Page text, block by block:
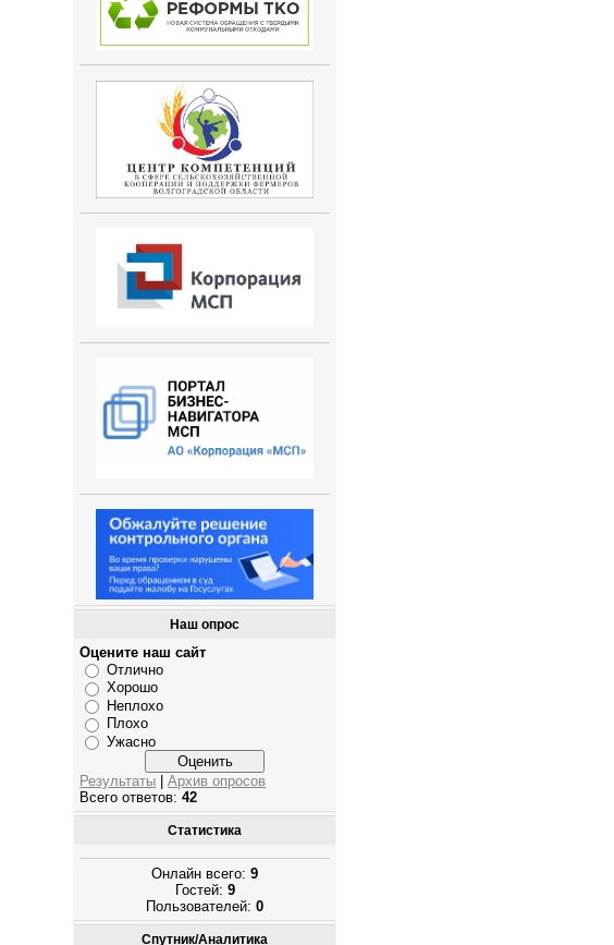
Наш опрос
Оцените наш сайт
Отлично
Хорошо
Неплохо
Плохо
Ужасно
Результаты |Архив опросов
Всего ответов:42
Статистика
Онлайн всего:9
Гостей: 9
Пользователей:0
Спутник/Аналитика